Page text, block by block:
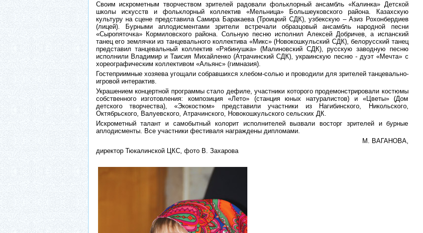
Своим искрометным творчеством зрителей радовали фольклорный ансамбль «Калинка» Детской
школы искусств и фольклорный коллектив «Мельница» Большеуковского района. Казахскую
культуру на сцене представила Самира Баракаева (Троицкий СДК), узбекскую – Азиз Рохонбердиев
(лицей). Бурными аплодисментами зрители встречали образцовый ансамбль народной песни
«Сыропяточка» Кормиловского района. Сольную песню исполнил Алексей Добричев, а испанский
танец его землячки из танцевального коллектива «Микс» (Новокошкульский СДК), белорусский танец
представил танцевальный коллектив «Рябинушка» (Малиновский СДК), русскую заводную песню
исполнили Владимир и Таисия Михайленко (Атрачинский СДК), украинскую песню - дуэт «Мечта» с
хореографическим коллективом «Альянс» (гимназия).
Гостеприимные хозяева угощали собравшихся хлебом-солью и проводили для зрителей танцевально-
игровой интерактив.
Украшением концертной программы стало дефиле, участники которого продемонстрировали костюмы
собственного изготовления: композиция «Лето» (станция юных натуралистов) и «Цветы» (Дом
детского творчества), «Экокостюм» представили участники из Нагибинского, Никольского,
Октябрьского, Валуевского, Атрачинского, Новокошкульского сельских ДК.
Искрометный талант и самобытный колорит исполнителей вызвали восторг зрителей и бурные
аплодисменты. Все участники фестиваля награждены дипломами.
М. ВАГАНОВА,
директор Тюкалинской ЦКС, фото В. Захарова